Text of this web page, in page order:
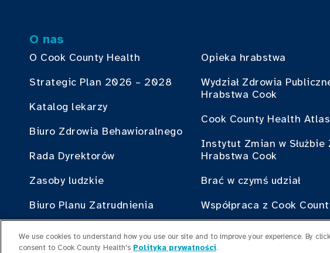
O nas
O Cook County Health
Strategic Plan 2026 – 2028
Katalog lekarzy
Biuro Zdrowia Behawioralnego
Rada Dyrektorów
Zasoby ludzkie
Biuro Planu Zatrudnienia
Opieka hrabstwa
Wydział Zdrowia
Hrabstwa Cook
Cook County Health Atlas
Instytut Zmian w Służbie
Hrabstwa Cook
Brać w czymś udział
Współpraca z Cook
We use cookies to understand how you use our site and to improve your experience. By
consent to Cook County Health's Polityka prywatności.